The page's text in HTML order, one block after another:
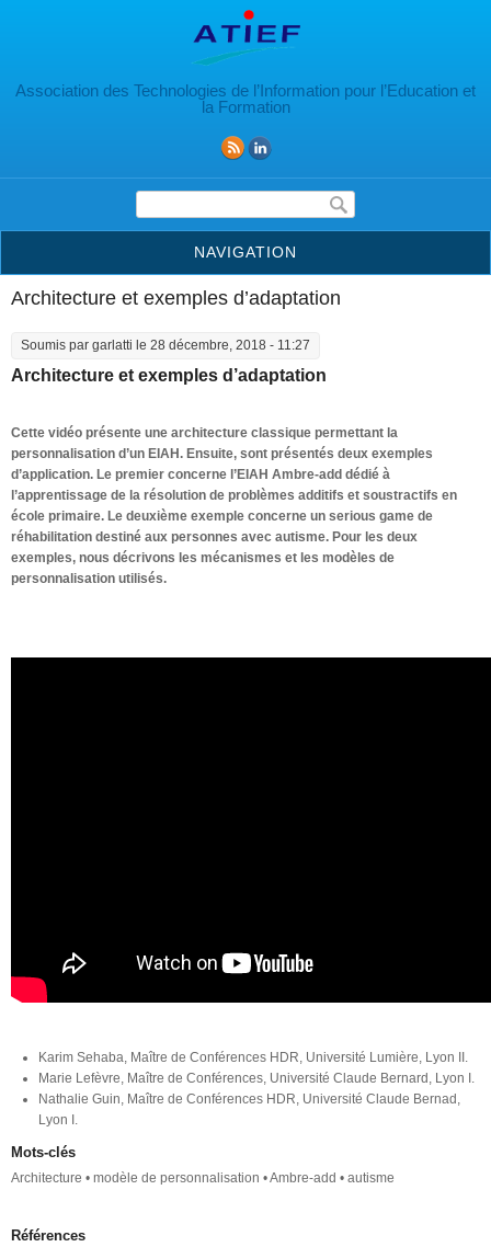
Association des Technologies de l’Information pour l’Education et
la Formation
Formulaire de recherche
NAVIGATION
Architecture et exemples d’adaptation
Soumis par garlatti le 28 décembre, 2018 - 11:27
Architecture et exemples d’adaptation
Cette vidéo présente une architecture classique permettant la
personnalisation d’un EIAH. Ensuite, sont présentés deux exemples
d’application. Le premier concerne l’EIAH Ambre-add dédié à
l’apprentissage de la résolution de problèmes additifs et soustractifs en
école primaire. Le deuxième exemple concerne un serious game de
réhabilitation destiné aux personnes avec autisme. Pour les deux
exemples, nous décrivons les mécanismes et les modèles de
personnalisation utilisés.
Karim Sehaba, Maître de Conférences HDR, Université Lumière, Lyon II.
Marie Lefèvre, Maître de Conférences, Université Claude Bernard, Lyon I.
Nathalie Guin, Maître de Conférences HDR, Université Claude Bernad,
Lyon I.
Mots-clés
Architecture • modèle de personnalisation • Ambre-add • autisme
Références